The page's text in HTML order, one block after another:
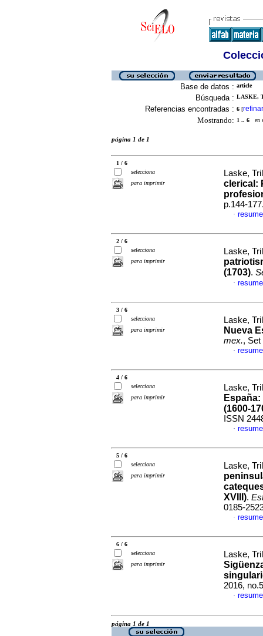
Base de datos : article
Búsqueda : LASKE,
Referencias encontradas : 6 [refinar
Mostrando: 1 .. 6 en
página 1 de 1
1 / 6
selecciona
para imprimir
Laske,
clerical:
p.144-
·
2 / 6
selecciona
para imprimir
Laske,
(1703).
·
3 / 6
selecciona
para imprimir
Laske,
Nueva
mex., Set
·
4 / 6
selecciona
para imprimir
Laske,
(1600-
ISSN
·
5 / 6
selecciona
para imprimir
Laske,
XVIII).
0185-
·
6 / 6
selecciona
para imprimir
Laske,
2016,
·
página 1 de 1